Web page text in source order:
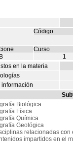
Código
Curso
1
en la materia
información
Biológica
Física
Química
Geológica
relacionadas
impartidos en el